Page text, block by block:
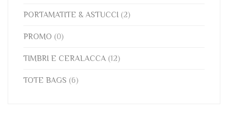
PORTAMATITE & ASTUCCI (2)
PROMO (0)
TIMBRI E CERALACCA (12)
TOTE BAGS (6)